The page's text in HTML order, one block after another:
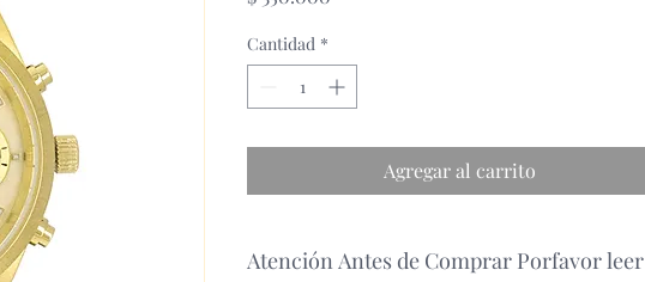
Cantidad *
Agregar al carrito
Atención Antes de Comprar Porfavor leer